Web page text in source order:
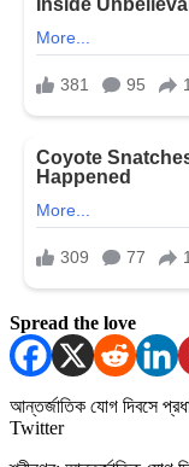
Spread the love
আন্তর্জাতিক যোগ দিবসে
Twitter